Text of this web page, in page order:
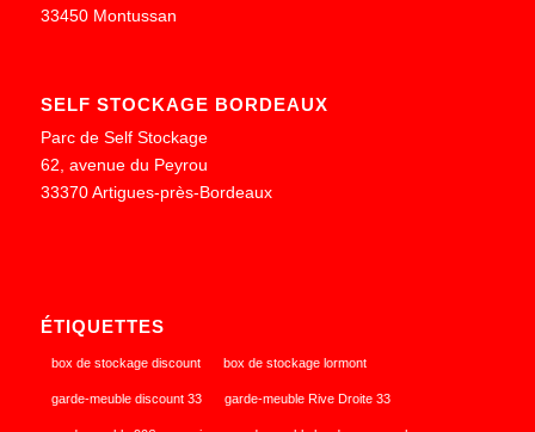
33450 Montussan
SELF STOCKAGE BORDEAUX
Parc de Self Stockage
62, avenue du Peyrou
33370 Artigues-près-Bordeaux
ÉTIQUETTES
box de stockage discount box de stockage lormont
garde-meuble discount 33 garde-meuble Rive Droite 33